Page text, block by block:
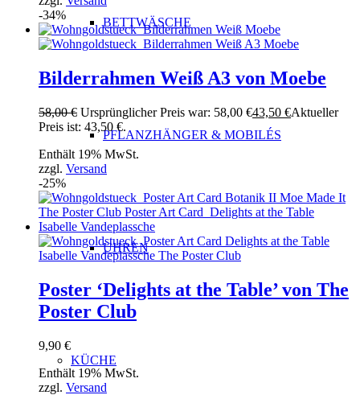
BETTWÄSCHE
PFLANZHÄNGER & MOBILÉS
UHREN
KÜCHE
-34%
Bilderrahmen Weiß A3 von Moebe
58,00€ Ursprünglicher Preis war: 58,00 €43,50 €Aktueller
Preis ist: 43,50 €.
Enthält 19% MwSt.
zzgl. Versand
-25%
Poster ‘Delights at the Table’ von The
Poster Club
9,90 €
Enthält 19% MwSt.
zzgl. Versand